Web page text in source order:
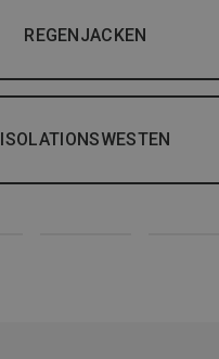
REGENJACKEN
ISOLATIONSWESTEN